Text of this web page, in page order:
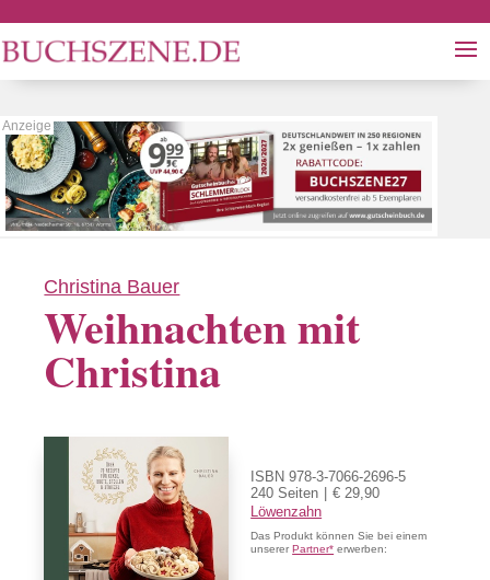
Christina Bauer
Weihnachten mit
Christina
ISBN 978-3-7066-2696-5
240 Seiten
€ 29,90
Löwenzahn
Das Produkt können Sie bei einem
unserer Partner* erwerben: